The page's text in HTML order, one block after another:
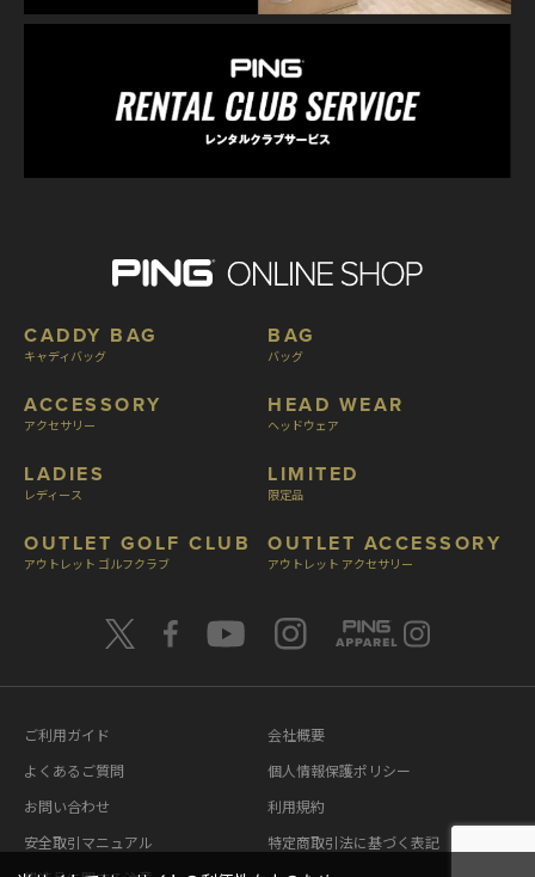
CADDY BAG
キャディバッグ
ACCESSORY
アクセサリー
LADIES
レディース
OUTLET GOLF CLUB
アウトレット ゴルフクラブ
BAG
バッグ
HEAD WEAR
ヘッドウェア
LIMITED
限定品
OUTLET ACCESSORY
アウトレット アクセサリー
ご利用ガイド
よくあるご質問
お問い合わせ
安全取引マニュアル
会社概要
個人情報保護ポリシー
利用規約
特定商取引法に基づく表記